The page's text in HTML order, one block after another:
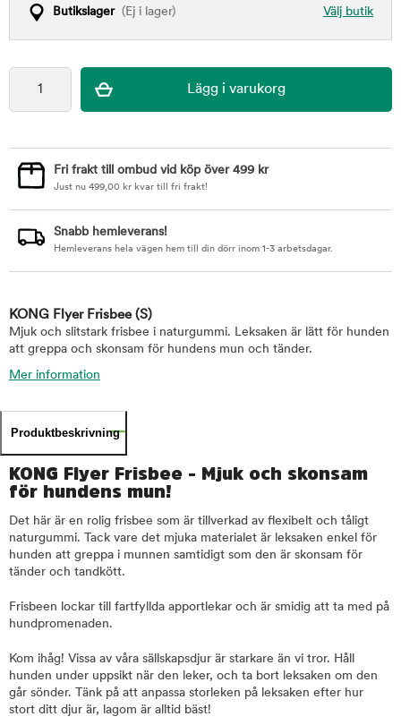
Välj butik
Butikslager(Ej i lager)
Fri frakt till ombud vid köp över 499 kr
Just nu 499,00 kr kvar till fri frakt!
Snabb hemleverans!
Hemleverans hela vägen hem till din dörr inom 1-3 arbetsdagar.
KONG Flyer Frisbee (S)
Mjuk och slitstark frisbee i naturgummi. Leksaken är lätt för hunden
att greppa och skonsam för hundens mun och tänder.
Mer information
Produktbeskrivning
KONG Flyer Frisbee - Mjuk och skonsam
för hundens mun!
Det här är en rolig frisbee som är tillverkad av flexibelt och tåligt
naturgummi. Tack vare det mjuka materialet är leksaken enkel för
hunden att greppa i munnen samtidigt som den är skonsam för
tänder och tandkött.
Frisbeen lockar till fartfyllda apportlekar och är smidig att ta med på
hundpromenaden.
Kom ihåg! Vissa av våra sällskapsdjur är starkare än vi tror. Håll
hunden under uppsikt när den leker, och ta bort leksaken om den
går sönder. Tänk på att anpassa storleken på leksaken efter hur
stort ditt djur är, lagom är alltid bäst!